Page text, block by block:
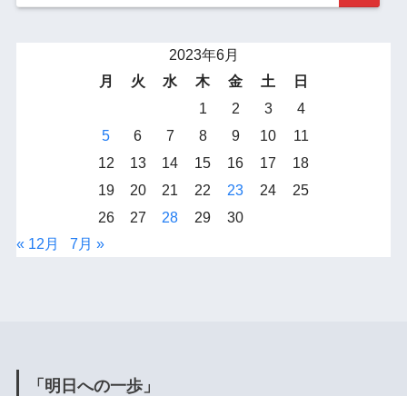
2023年6月
月
火 水 木 金 土
日
1
2 3
4
5
6 7 8 9 10
11
12
13 14 15 16 17
18
19
20 21 22 23 24
25
26
27 28 29
30
« 12月
7月 »
「明日への一歩」